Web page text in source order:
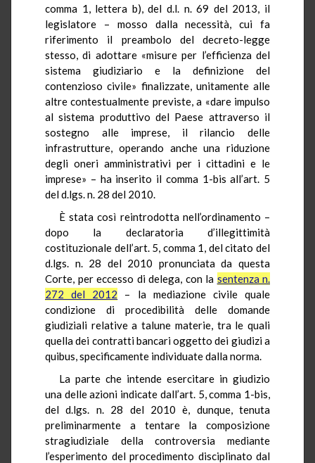
comma 1, lettera b), del d.l. n. 69 del 2013, il
legislatore – mosso dalla necessità, cui fa
riferimento il preambolo del decreto-legge
stesso, di adottare «misure per l’efficienza del
sistema giudiziario e la definizione del
contenzioso civile» finalizzate, unitamente alle
altre contestualmente previste, a «dare impulso
al sistema produttivo del Paese attraverso il
sostegno alle imprese, il rilancio delle
infrastrutture, operando anche una riduzione
degli oneri amministrativi per i cittadini e le
imprese» – ha inserito il comma 1-bis all’art. 5
del d.lgs. n. 28 del 2010.
È stata così reintrodotta nell’ordinamento –
dopo la declaratoria d’illegittimità
costituzionale dell’art. 5, comma 1, del citato del
d.lgs. n. 28 del 2010 pronunciata da questa
Corte, per eccesso di delega, con la sentenza n.
272 del 2012 – la mediazione civile quale
condizione di procedibilità delle domande
giudiziali relative a talune materie, tra le quali
quella dei contratti bancari oggetto dei giudizi a
quibus, specificamente individuate dalla norma.
La parte che intende esercitare in giudizio
una delle azioni indicate dall’art. 5, comma 1-bis,
del d.lgs. n. 28 del 2010 è, dunque, tenuta
preliminarmente a tentare la composizione
stragiudiziale della controversia mediante
l’esperimento del procedimento disciplinato dal